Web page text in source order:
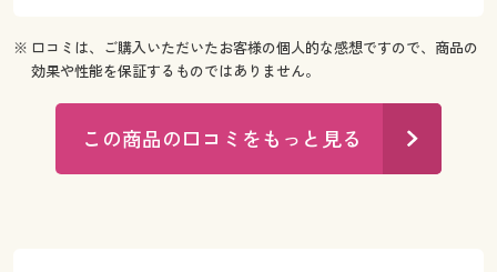
※ 口コミは、ご購入いただいたお客様の個人的な感想ですので、商品の
効果や性能を保証するものではありません。
この商品の口コミをもっと見る